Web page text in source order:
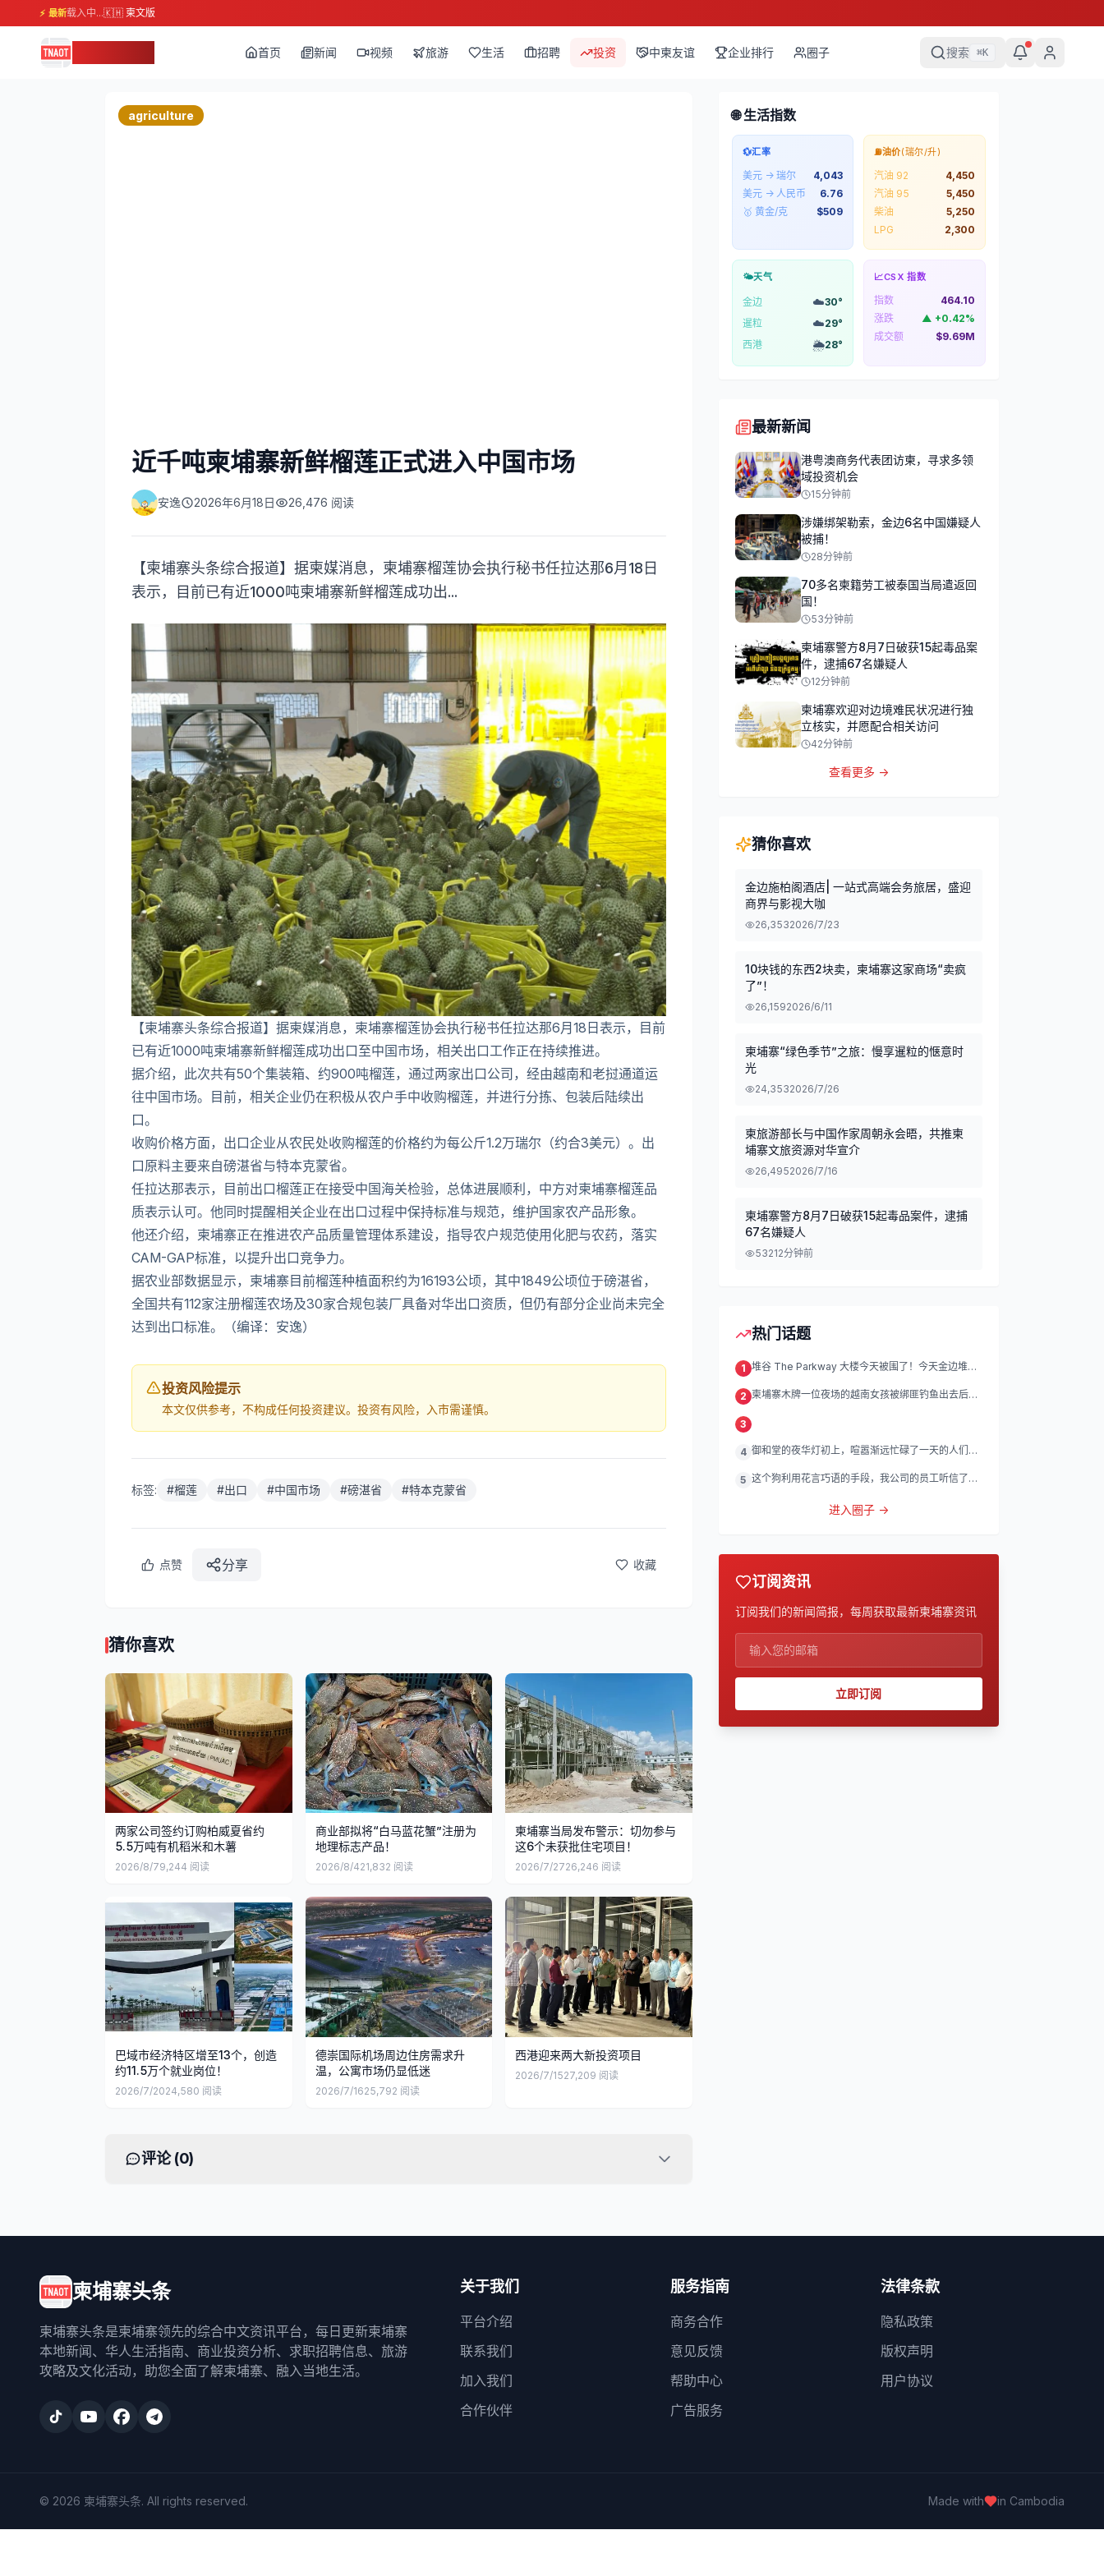
⚡ 最新载入中...🇰🇭 柬文版
首页 新闻 视频 旅游 生活 招聘 投资 中柬友谊 企业排行 圈子 搜索 ⌘K
agriculture
近千吨柬埔寨新鲜榴莲正式进入中国市场
安逸 2026年6月18日 26,476 阅读
【柬埔寨头条综合报道】据柬媒消息，柬埔寨榴莲协会执行秘书任拉达那6月18日
表示，目前已有近1000吨柬埔寨新鲜榴莲成功出...
【柬埔寨头条综合报道】据柬媒消息，柬埔寨榴莲协会执行秘书任拉达那6月18日表示，目前
已有近1000吨柬埔寨新鲜榴莲成功出口至中国市场，相关出口工作正在持续推进。
据介绍，此次共有50个集装箱、约900吨榴莲，通过两家出口公司，经由越南和老挝通道运
往中国市场。目前，相关企业仍在积极从农户手中收购榴莲，并进行分拣、包装后陆续出
口。
收购价格方面，出口企业从农民处收购榴莲的价格约为每公斤1.2万瑞尔（约合3美元）。出
口原料主要来自磅湛省与特本克蒙省。
任拉达那表示，目前出口榴莲正在接受中国海关检验，总体进展顺利，中方对柬埔寨榴莲品
质表示认可。他同时提醒相关企业在出口过程中保持标准与规范，维护国家农产品形象。
他还介绍，柬埔寨正在推进农产品质量管理体系建设，指导农户规范使用化肥与农药，落实
CAM-GAP标准，以提升出口竞争力。
据农业部数据显示，柬埔寨目前榴莲种植面积约为16193公顷，其中1849公顷位于磅湛省，
全国共有112家注册榴莲农场及30家合规包装厂具备对华出口资质，但仍有部分企业尚未完全
达到出口标准。（编译：安逸）
投资风险提示
本文仅供参考，不构成任何投资建议。投资有风险，入市需谨慎。
标签: #榴莲 #出口 #中国市场 #磅湛省 #特本克蒙省
点赞 分享 收藏
猜你喜欢
两家公司签约订购柏威夏省约
5.5万吨有机稻米和木薯
2026/8/79,244 阅读
商业部拟将“白马蓝花蟹”注册为
地理标志产品！
2026/8/421,832 阅读
柬埔寨当局发布警示：切勿参与
这6个未获批住宅项目！
2026/7/2726,246 阅读
巴域市经济特区增至13个，创造
约11.5万个就业岗位！
2026/7/2024,580 阅读
德崇国际机场周边住房需求升
温，公寓市场仍显低迷
2026/7/1625,792 阅读
西港迎来两大新投资项目
2026/7/1527,209 阅读
评论 (0)
🌐 生活指数
💱汇率
美元 → 瑞尔
4,043
美元 → 人民币
6.76
🥇 黄金/克
$509
⛽油价(瑞尔/升)
汽油 92
4,450
汽油 95
5,450
柴油
5,250
LPG
2,300
🌤️天气
金边 ☁️30°
暹粒
☁️29°
西港
🌦️28°
📈CSX 指数
指数
464.10
涨跌
▲ +0.42%
成交额
$9.69M
最新新闻
港粤澳商务代表团访柬，寻求多领
域投资机会
15分钟前
涉嫌绑架勒索，金边6名中国嫌疑人
被捕！
28分钟前
70多名柬籍劳工被泰国当局遣返回
国！
53分钟前
柬埔寨警方8月7日破获15起毒品案
件，逮捕67名嫌疑人
12分钟前
柬埔寨欢迎对边境难民状况进行独
立核实，并愿配合相关访问
42分钟前
查看更多 →
猜你喜欢
金边施柏阁酒店| 一站式高端会务旅居，盛迎
商界与影视大咖
26,3532026/7/23
10块钱的东西2块卖，柬埔寨这家商场“卖疯
了”！
26,1592026/6/11
柬埔寨“绿色季节”之旅：慢享暹粒的惬意时
光
24,3532026/7/26
柬旅游部长与中国作家周朝永会晤，共推柬
埔寨文旅资源对华宣介
26,4952026/7/16
柬埔寨警方8月7日破获15起毒品案件，逮捕
67名嫌疑人
53212分钟前
热门话题
1 堆谷 The Parkway 大楼今天被围了！今天金边堆谷
2 柬埔寨木牌一位夜场的越南女孩被绑匪钓鱼出去后遭
3
4 御和堂的夜华灯初上，喧嚣渐远忙碌了一天的人们渐
5 这个狗利用花言巧语的手段，我公司的员工听信了他
进入圈子 →
订阅资讯
订阅我们的新闻简报，每周获取最新柬埔寨资讯
立即订阅
柬埔寨头条
柬埔寨头条是柬埔寨领先的综合中文资讯平台，每日更新柬埔寨
本地新闻、华人生活指南、商业投资分析、求职招聘信息、旅游
攻略及文化活动，助您全面了解柬埔寨、融入当地生活。
关于我们
平台介绍
联系我们
加入我们
合作伙伴
服务指南
商务合作
意见反馈
帮助中心
广告服务
法律条款
隐私政策
版权声明
用户协议
© 2026 柬埔寨头条. All rights reserved. Made with in Cambodia